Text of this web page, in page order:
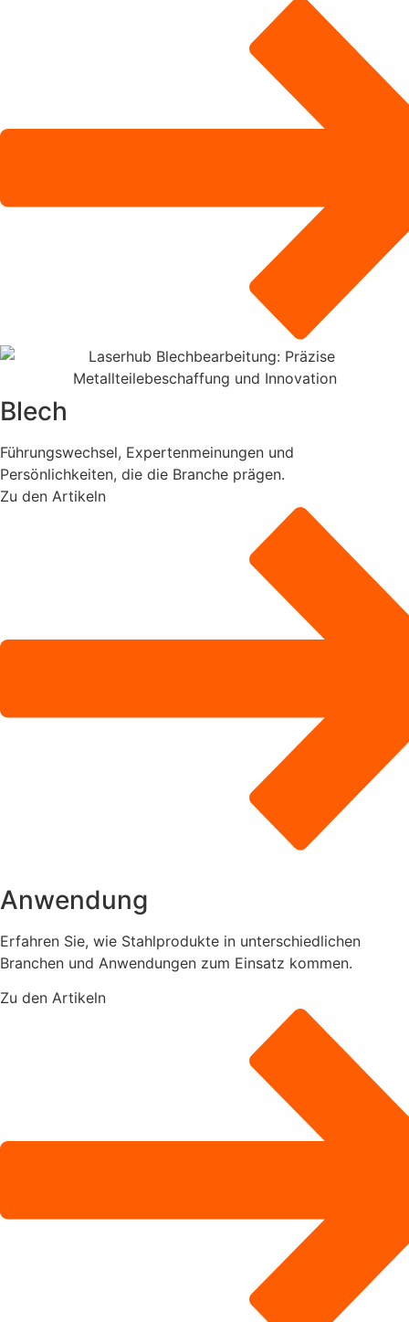
Blech
Führungswechsel, Expertenmeinungen und
Persönlichkeiten, die die Branche prägen.
Zu den Artikeln
Anwendung
Erfahren Sie, wie Stahlprodukte in unterschiedlichen
Branchen und Anwendungen zum Einsatz kommen.
Zu den Artikeln